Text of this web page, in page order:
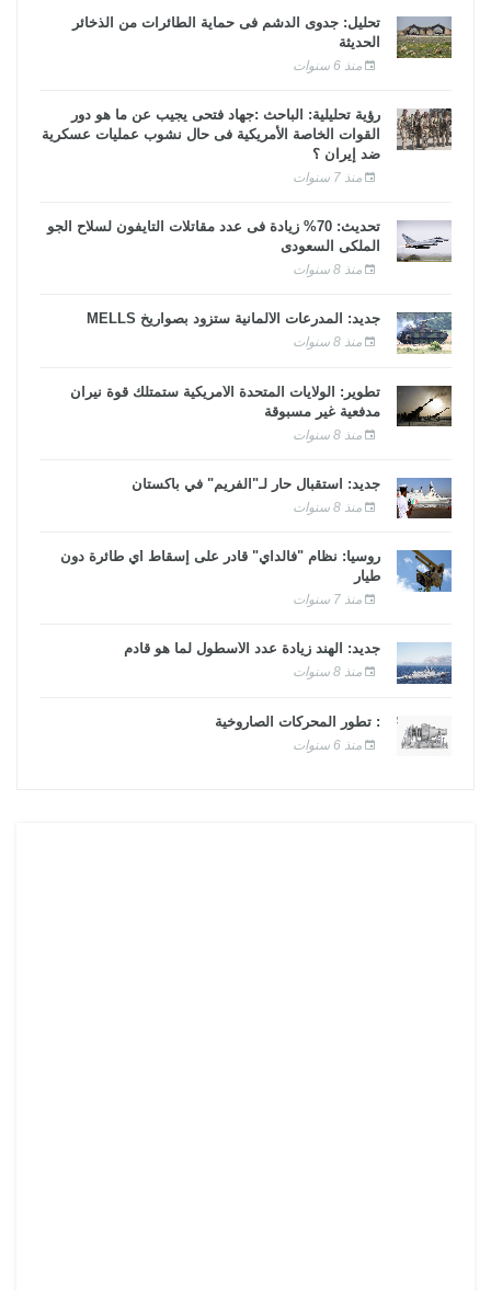
تحليل: جدوى الدشم فى حماية الطائرات من الذخائر
الحديثة
منذ 6 سنوات
رؤية تحليلية: الباحث :جهاد فتحى يجيب عن ما هو دور
القوات الخاصة الأمريكية فى حال نشوب عمليات عسكرية
ضد إيران ؟
منذ 7 سنوات
تحديث: 70% زيادة فى عدد مقاتلات التايفون لسلاح الجو
الملكى السعودى
منذ 8 سنوات
جديد: المدرعات الألمانية ستزود بصواريخ MELLS
منذ 8 سنوات
تطوير: الولايات المتحدة الأمريكية ستمتلك قوة نيران
مدفعية غير مسبوقة
منذ 8 سنوات
جديد: استقبال حار لـ"الفريم" في باكستان
منذ 8 سنوات
روسيا: نظام "فالداي" قادر على إسقاط أي طائرة دون
طيار
منذ 7 سنوات
جديد: الهند زيادة عدد الأسطول لما هو قادم
منذ 8 سنوات
: تطور المحركات الصاروخية
منذ 6 سنوات